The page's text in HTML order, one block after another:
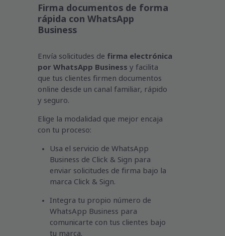
Firma documentos de forma
rápida con WhatsApp
Business
Envía solicitudes de firma electrónica
por WhatsApp Business y facilita
que tus clientes firmen documentos
online desde un canal familiar, rápido
y seguro.
Elige la modalidad que mejor encaja
con tu proceso:
Usa el servicio de WhatsApp
Business de Click & Sign para
enviar solicitudes de firma bajo la
marca Click & Sign.
Integra tu propio número de
WhatsApp Business para
comunicarte con tus clientes bajo
tu marca.